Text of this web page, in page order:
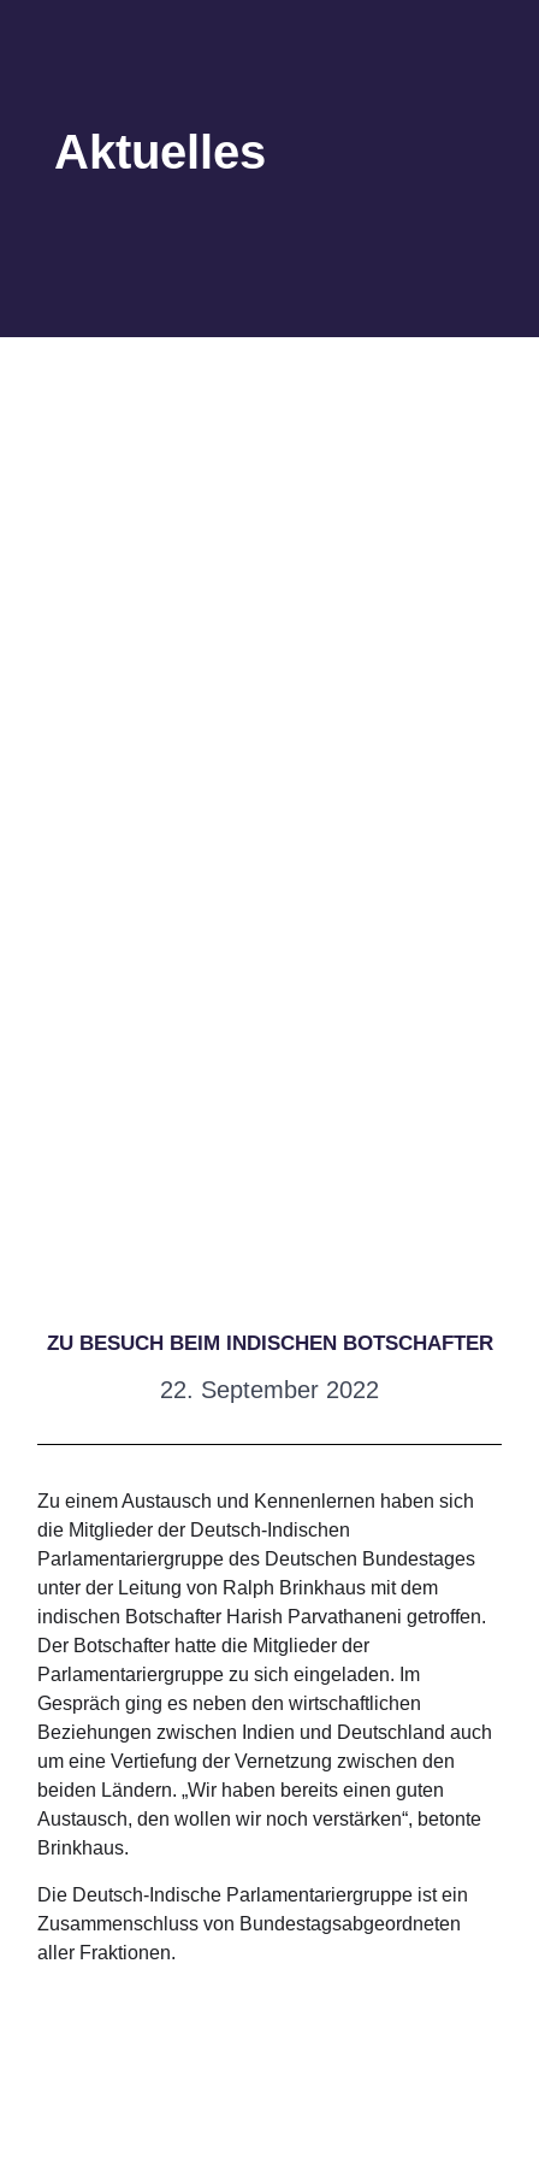
Aktuelles
ZU BESUCH BEIM INDISCHEN BOTSCHAFTER
22. September 2022
Zu einem Austausch und Kennenlernen haben sich
die Mitglieder der Deutsch-Indischen
Parlamentariergruppe des Deutschen Bundestages
unter der Leitung von Ralph Brinkhaus mit dem
indischen Botschafter Harish Parvathaneni getroffen.
Der Botschafter hatte die Mitglieder der
Parlamentariergruppe zu sich eingeladen. Im
Gespräch ging es neben den wirtschaftlichen
Beziehungen zwischen Indien und Deutschland auch
um eine Vertiefung der Vernetzung zwischen den
beiden Ländern. „Wir haben bereits einen guten
Austausch, den wollen wir noch verstärken“, betonte
Brinkhaus.
Die Deutsch-Indische Parlamentariergruppe ist ein
Zusammenschluss von Bundestagsabgeordneten
aller Fraktionen.